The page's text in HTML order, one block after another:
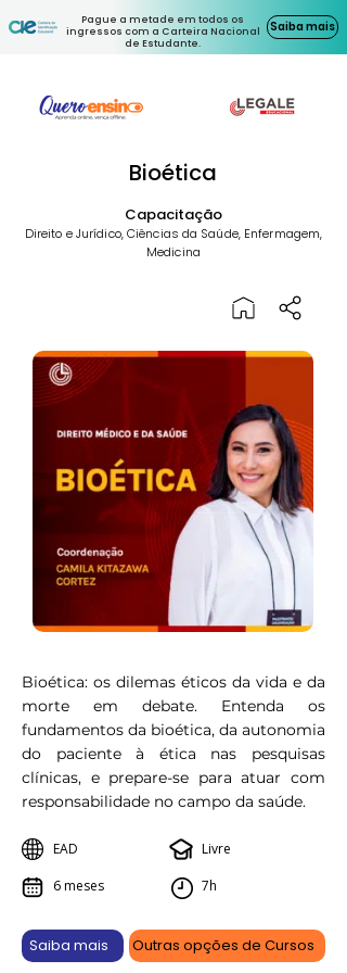
Pague a metade em todos os
ingressos com a Carteira Nacional
de Estudante.
Saiba mais
Bioética
Capacitação
Direito e Jurídico, Ciências da Saúde, Enfermagem,
Medicina
Bioética: os dilemas éticos da vida e da
morte em debate. Entenda os
fundamentos da bioética, da autonomia
do paciente à ética nas pesquisas
clínicas, e prepare-se para atuar com
responsabilidade no campo da saúde.
EAD
6 meses
Livre
7h
Saiba mais Outras opções de Cursos